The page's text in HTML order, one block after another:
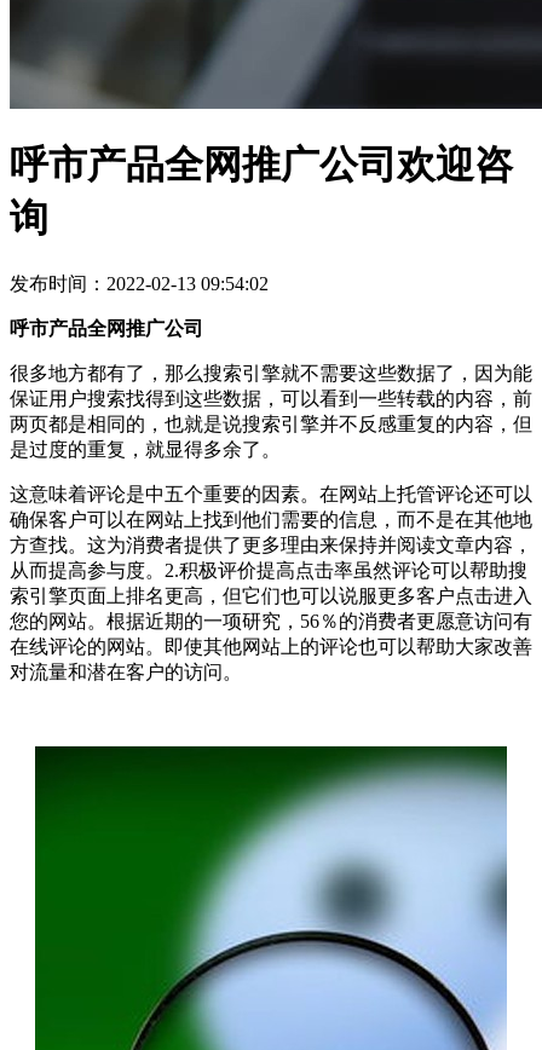
呼市产品全网推广公司欢迎咨
询
发布时间：2022-02-13 09:54:02
呼市产品全网推广公司
很多地方都有了，那么搜索引擎就不需要这些数据了，因为能
保证用户搜索找得到这些数据，可以看到一些转载的内容，前
两页都是相同的，也就是说搜索引擎并不反感重复的内容，但
是过度的重复，就显得多余了。
这意味着评论是中五个重要的因素。在网站上托管评论还可以
确保客户可以在网站上找到他们需要的信息，而不是在其他地
方查找。这为消费者提供了更多理由来保持并阅读文章内容，
从而提高参与度。2.积极评价提高点击率虽然评论可以帮助搜
索引擎页面上排名更高，但它们也可以说服更多客户点击进入
您的网站。根据近期的一项研究，56％的消费者更愿意访问有
在线评论的网站。即使其他网站上的评论也可以帮助大家改善
对流量和潜在客户的访问。